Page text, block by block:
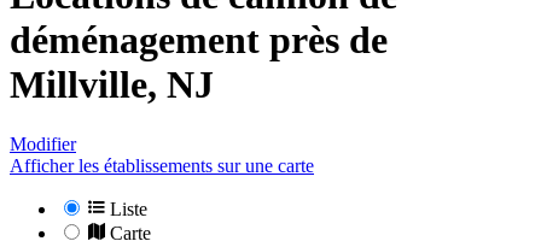
déménagement près de
Millville, NJ
Modifier
Afficher les établissements sur une carte
Liste
Carte